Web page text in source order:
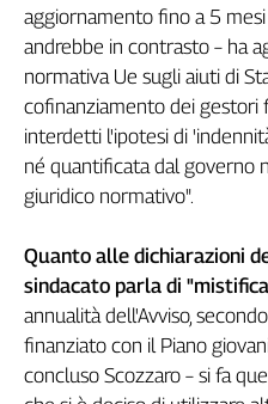
Sassolino
Linea
Economica
Tech
It
Easy
Inserti
Idea
Diffusa
InFlai
trasmissioni
aggiornamento fino a 5
andrebbe in contrasto – ha
normativa Ue sugli aiuti di
cofinanziamento dei
interdetti l'ipotesi di
né quantificata dal governo
giuridico normativo".
Quanto alle dichiarazioni
sindacato parla di
annualità dell'Avviso,
finanziato con il Piano
concluso Scozzaro – si fa